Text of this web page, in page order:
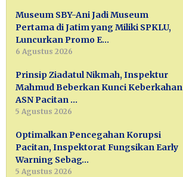
Museum SBY-Ani Jadi Museum
Pertama di Jatim yang Miliki SPKLU,
Luncurkan Promo E…
6 Agustus 2026
Prinsip Ziadatul Nikmah, Inspektur
Mahmud Beberkan Kunci Keberkahan
ASN Pacitan …
5 Agustus 2026
Optimalkan Pencegahan Korupsi
Pacitan, Inspektorat Fungsikan Early
Warning Sebag…
5 Agustus 2026